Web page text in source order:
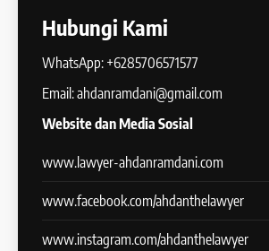
Hubungi Kami
WhatsApp: +6285706571577
Email: ahdanramdani@gmail.com
Website dan Media Sosial
www.lawyer-ahdanramdani.com
www.facebook.com/ahdanthelawyer
www.instagram.com/ahdanthelawyer